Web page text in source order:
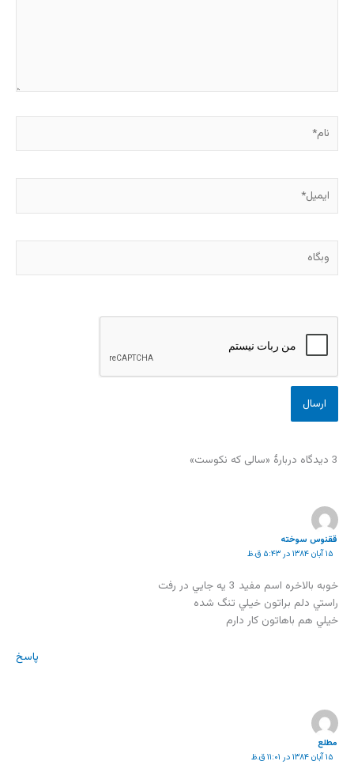
وبگاه
3 دیدگاه دربارهٔ «سالی که نکوست»
ققنوس سوخته
۱۵ آبان ۱۳۸۴ در ۵:۴۳ ق.ظ
خوبه بالاخره اسم مفيد 3 يه جايي در رفت
راستي دلم براتون خيلي تنگ شده
خيلي هم باهاتون كار دارم
پاسخ
مطلع
۱۵ آبان ۱۳۸۴ در ۱۱:۰۱ ق.ظ